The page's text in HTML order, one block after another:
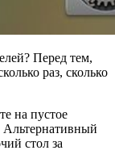
Перед тем,
раз, сколько
на пустое
Альтернативный
стол за